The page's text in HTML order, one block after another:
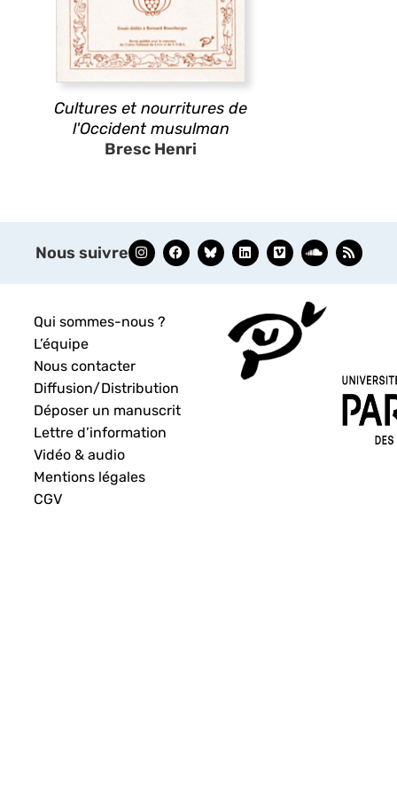
Cultures et nourritures de
l'Occident musulman
Bresc Henri
Nous suivre
Qui sommes-nous ?
L’équipe
Nous contacter
Diffusion/Distribution
Déposer un manuscrit
Lettre d’information
Vidéo & audio
Mentions légales
CGV